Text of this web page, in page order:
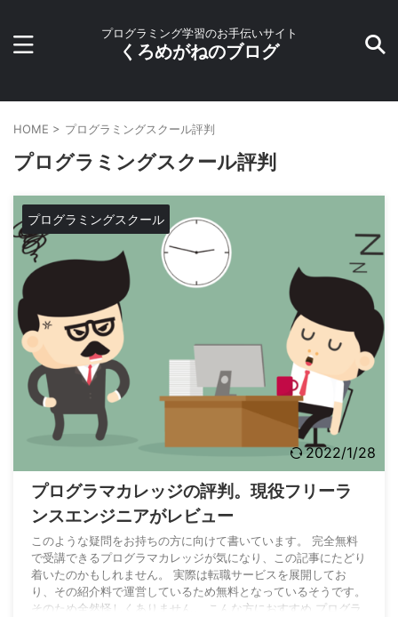
プログラミング学習のお手伝いサイト
くろめがねのブログ
HOME > プログラミングスクール評判
プログラミングスクール評判
プログラミングスクール
2022/1/28
プログラマカレッジの評判。現役フリーラ
ンスエンジニアがレビュー
このような疑問をお持ちの方に向けて書いています。 完全無料
で受講できるプログラマカレッジが気になり、この記事にたどり
着いたのかもしれません。 実際は転職サービスを展開してお
り、その紹介料で運営しているため無料となっているそうです。
そのため全然怪しくありません。 こんな方におすすめ プログラ